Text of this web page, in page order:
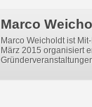
Marco
Marco Weicholdt ist
März 2015 organisiert